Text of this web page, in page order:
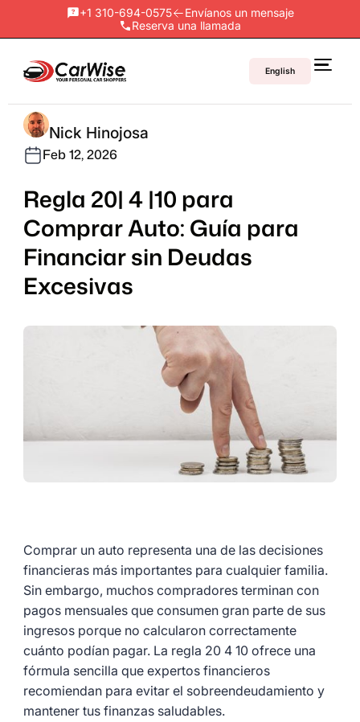
+1 310-694-0575
Envíanos un mensaje
Reserva una llamada
English
Nick Hinojosa
Feb 12, 2026
Regla 20| 4 |10 para
Comprar Auto: Guía para
Financiar sin Deudas
Excesivas
Comprar un auto representa una de las decisiones
financieras más importantes para cualquier familia.
Sin embargo, muchos compradores terminan con
pagos mensuales que consumen gran parte de sus
ingresos porque no calcularon correctamente
cuánto podían pagar. La regla 20 4 10 ofrece una
fórmula sencilla que expertos financieros
recomiendan para evitar el sobreendeudamiento y
mantener tus finanzas saludables.